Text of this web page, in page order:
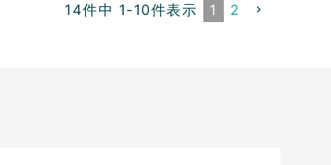
14件中 1-10件表示 1 2